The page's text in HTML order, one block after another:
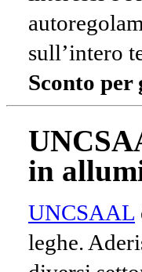
sull’intero
Sconto per
in
UNCSAAL
leghe.